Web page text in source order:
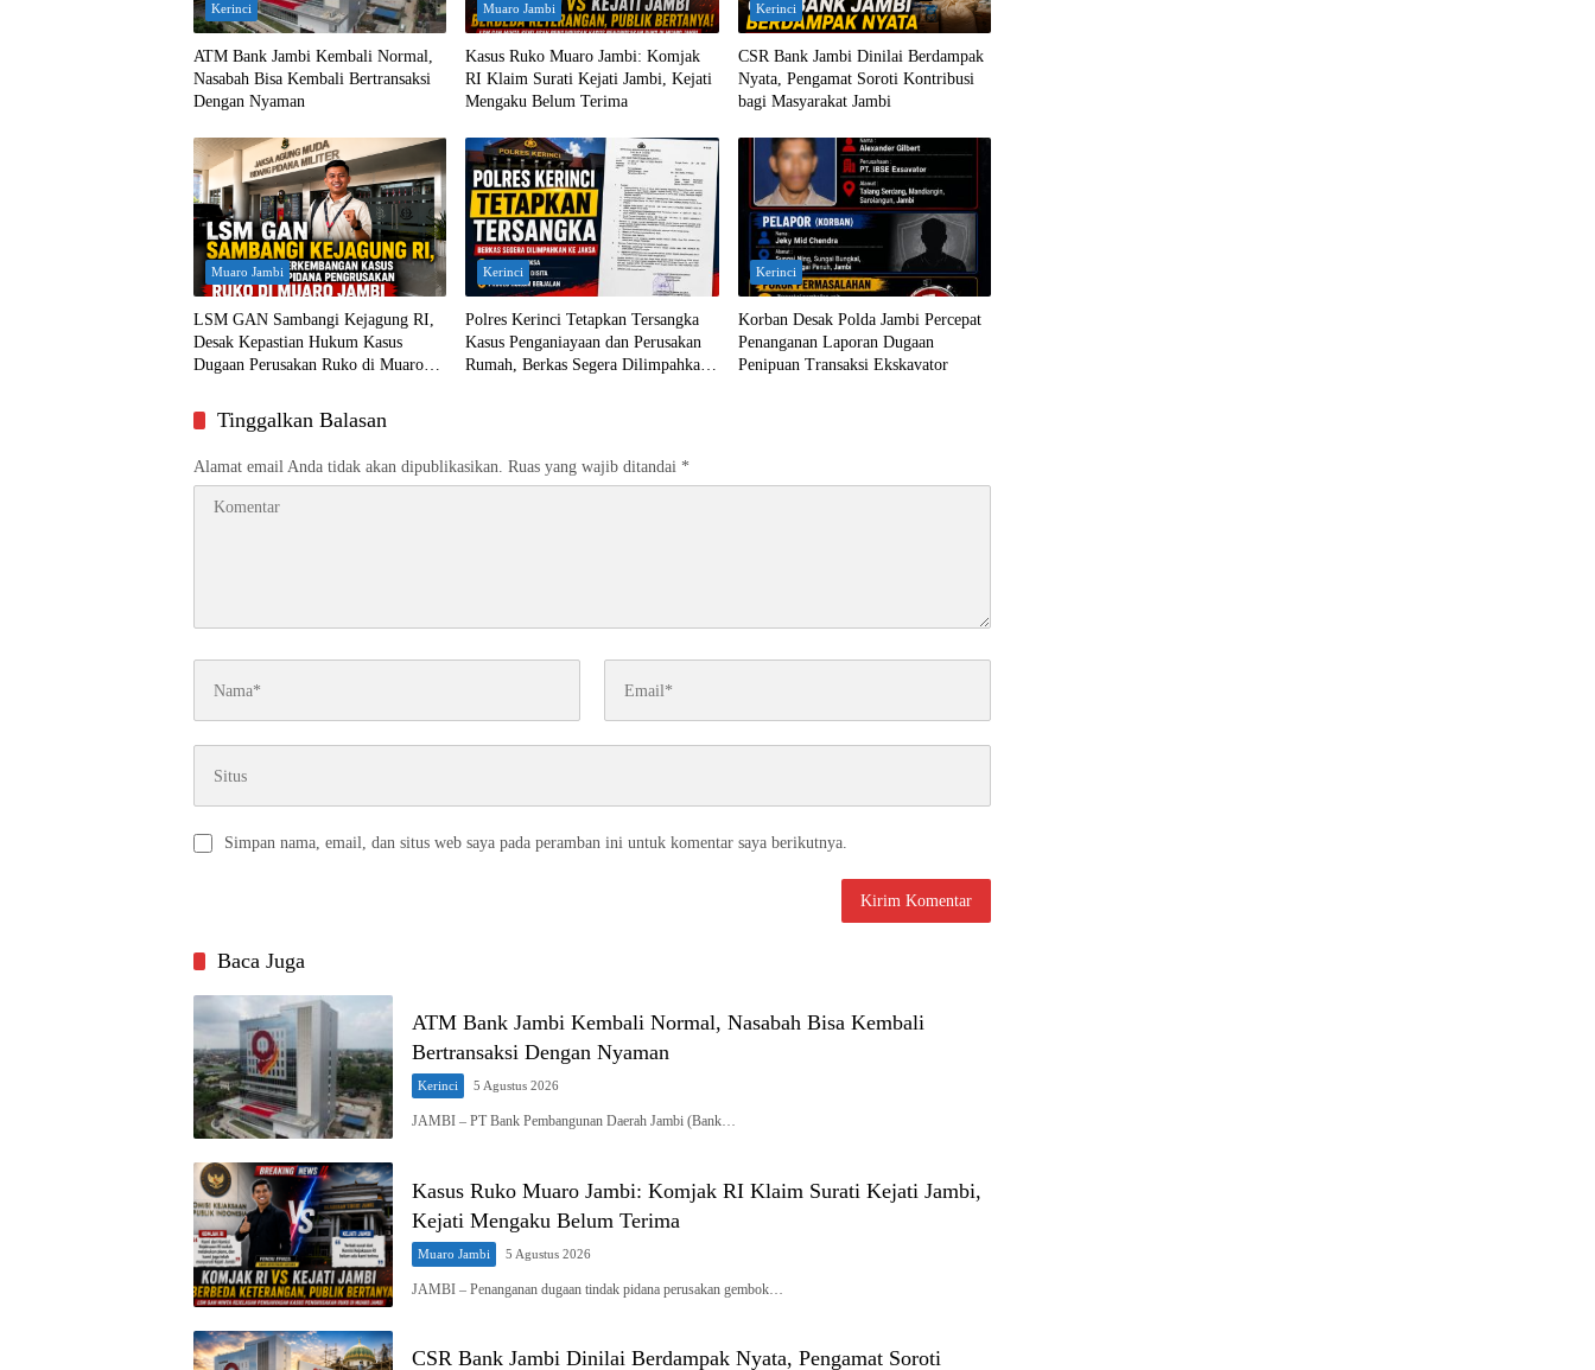
Kerinci
ATM Bank Jambi Kembali Normal,
Nasabah Bisa Kembali Bertransaksi
Dengan Nyaman
Muaro Jambi
Kasus Ruko Muaro Jambi: Komjak
RI Klaim Surati Kejati Jambi, Kejati
Mengaku Belum Terima
Kerinci
CSR Bank Jambi Dinilai Berdampak
Nyata, Pengamat Soroti Kontribusi
bagi Masyarakat Jambi
Muaro Jambi
LSM GAN Sambangi Kejagung RI,
Desak Kepastian Hukum Kasus
Dugaan Perusakan Ruko di Muaro
Kerinci
Polres Kerinci Tetapkan Tersangka
Kasus Penganiayaan dan Perusakan
Rumah, Berkas Segera Dilimpahkan
Kerinci
Korban Desak Polda Jambi Percepat
Penanganan Laporan Dugaan
Penipuan Transaksi Ekskavator
Tinggalkan Balasan
Alamat email Anda tidak akan dipublikasikan. Ruas yang wajib ditandai *
Simpan nama, email, dan situs web saya pada peramban ini untuk komentar saya berikutnya.
Baca Juga
ATM Bank Jambi Kembali Normal, Nasabah Bisa Kembali
Bertransaksi Dengan Nyaman
Kerinci 5 Agustus 2026
JAMBI – PT Bank Pembangunan Daerah Jambi (Bank…
Kasus Ruko Muaro Jambi: Komjak RI Klaim Surati Kejati Jambi,
Kejati Mengaku Belum Terima
Muaro Jambi 5 Agustus 2026
JAMBI – Penanganan dugaan tindak pidana perusakan gembok…
CSR Bank Jambi Dinilai Berdampak Nyata, Pengamat Soroti